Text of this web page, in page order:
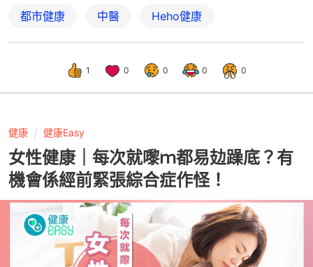
都市健康 中醫 Heho健康
1 0 0 0 0
健康 健康Easy
女性健康｜每次就嚟ｍ都易攰躁底？有
機會係經前緊張綜合症作怪！